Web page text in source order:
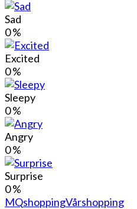
Sad
0%
Excited
0%
Sleepy
0%
Angry
0%
Surprise
0%
MQshoppingVårshopping